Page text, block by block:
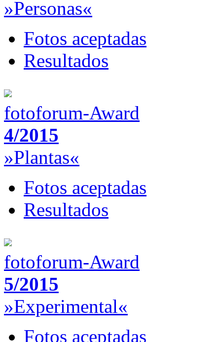
»Personas«
Fotos aceptadas
Resultados
fotoforum-Award
4/2015
»Plantas«
Fotos aceptadas
Resultados
fotoforum-Award
5/2015
»Experimental«
Fotos aceptadas